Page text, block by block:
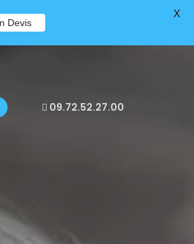
09.72.52.27.00
Devis
X